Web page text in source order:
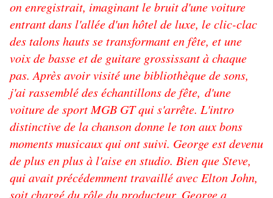
on enregistrait, imaginant le bruit d'une voiture
entrant dans l'allée d'un hôtel de luxe, le clic-clac
des talons hauts se transformant en fête, et une
voix de basse et de guitare grossissant à chaque
pas. Après avoir visité une bibliothèque de sons,
j'ai rassemblé des échantillons de fête, d'une
voiture de sport MGB GT qui s'arrête. L'intro
distinctive de la chanson donne le ton aux bons
moments musicaux qui ont suivi. George est devenu
de plus en plus à l'aise en studio. Bien que Steve,
qui avait précédemment travaillé avec Elton John,
soit chargé du rôle du producteur, George a